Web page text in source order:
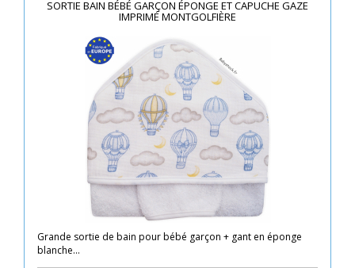
SORTIE BAIN BÉBÉ GARÇON ÉPONGE ET CAPUCHE GAZE
IMPRIMÉ MONTGOLFIÈRE
Grande sortie de bain pour bébé garçon + gant en éponge
blanche...